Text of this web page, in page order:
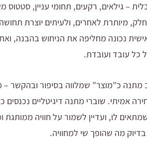
– גילאים, רקעים, תחומי עניין,
מיותרת לאחרים, ולעיתים יוצרת
נכונה מחליפה את הניחוש בהבנה,
עובד ועובדת.
כ”מוצר” שמלווה בסיפור ובהקשר
אמיתי. שוברי מתנה דיגיטליים
לו, ועדיין לשמור על חוויה ממותגת
מה שהופך שי למחוויה.